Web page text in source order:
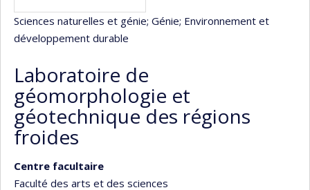
Sciences naturelles et génie; Génie; Environnement et
développement durable
Laboratoire de
géomorphologie et
géotechnique des régions
froides
Centre facultaire
Faculté des arts et des sciences